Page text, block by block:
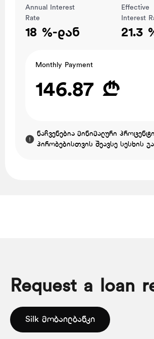
Annual Interest
Rate
18 %-დან
Effective
Interest
21.3
Monthly Payment
146.87 ₾
ნაჩვენებია მინიმალური
პირობებისთვის შეავსე სესხის
Request a loan
Silk მობაილბანკი